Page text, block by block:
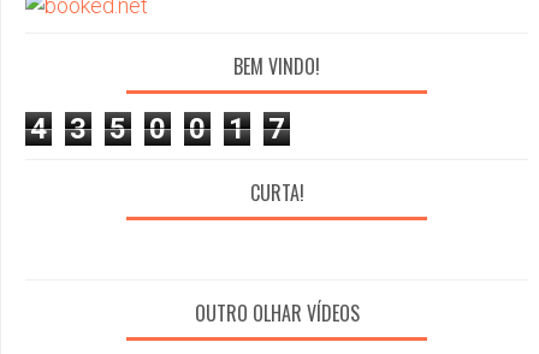
BEM VINDO!
4 3 5 0 0 1 7
CURTA!
OUTRO OLHAR VÍDEOS